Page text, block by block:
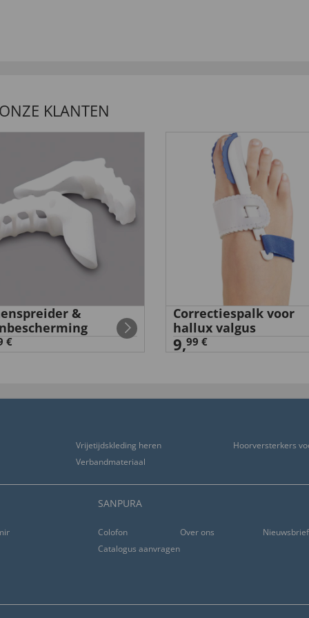
ook na spoelen met was
”
korter gemaakt
KLANTEN
&
€
Correctiespalk voor
hallux valgus
9,99 €
Vrijetijdskleding heren
Hoorversterkers
Verbandmateriaal
SANPURA
Colofon Over ons
Nieuwsbrief
Catalogus aanvragen